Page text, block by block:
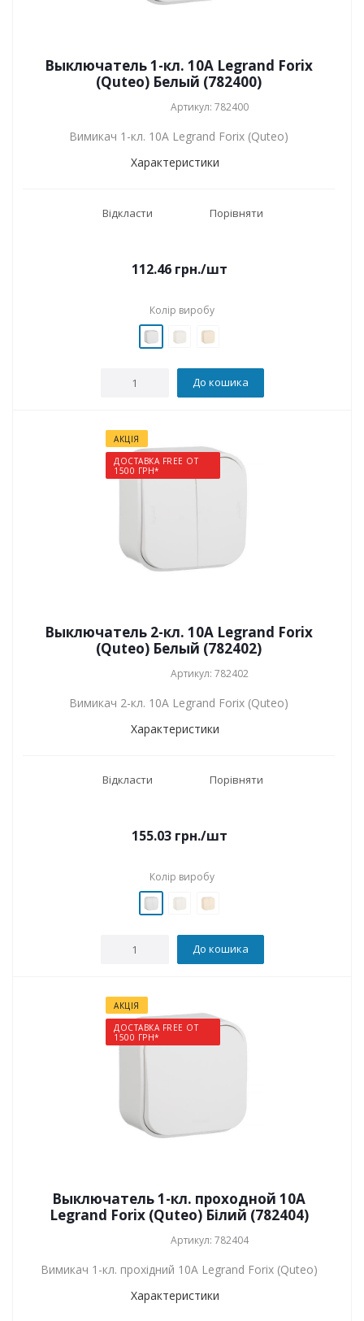
Выключатель 1-кл. 10A Legrand Forix
(Quteo) Белый (782400)
Артикул: 782400
Вимикач 1-кл. 10A Legrand Forix (Quteo)
Характеристики
Відкласти Порівняти
112.46грн./шт
Колір виробу
До кошика
АКЦІЯ
ДОСТАВКА FREE ОТ
1500 ГРН*
Выключатель 2-кл. 10A Legrand Forix
(Quteo) Белый (782402)
Артикул: 782402
Вимикач 2-кл. 10A Legrand Forix (Quteo)
Характеристики
Відкласти Порівняти
155.03грн./шт
Колір виробу
До кошика
АКЦІЯ
ДОСТАВКА FREE ОТ
1500 ГРН*
Выключатель 1-кл. проходной 10A
Legrand Forix (Quteo) Білий (782404)
Артикул: 782404
Вимикач 1-кл. прохідний 10A Legrand Forix (Quteo)
Характеристики